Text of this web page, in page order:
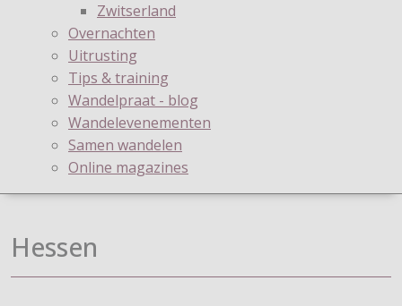
Zwitserland
Overnachten
Uitrusting
Tips & training
Wandelpraat - blog
Wandelevenementen
Samen wandelen
Online magazines
Hessen